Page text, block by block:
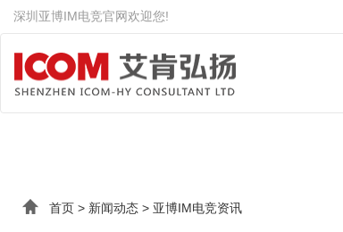
IM(股份有限公司)电竞-
深圳亚博IM电竞官网欢迎您!
首页 > 新闻动态 > 亚博IM电竞资讯